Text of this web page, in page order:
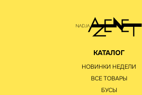
КАТАЛОГ
НОВИНКИ НЕДЕЛИ
ВСЕ ТОВАРЫ
БУСЫ